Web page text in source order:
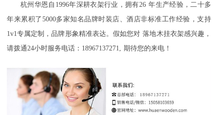
杭州华恩自 1996年深耕衣架行业，拥有26 年生产经验，二十多
年来累积了 5000多家知名品牌时装店、酒店非标准工作经验，支持
1v1 专属定制，品牌形象精准表达。假如您对 落地木挂衣架感兴趣，
请拨通 24小时服务电话： 18967137271, 期待您的来电！